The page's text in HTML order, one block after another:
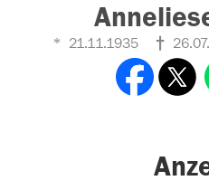
21.11.1935